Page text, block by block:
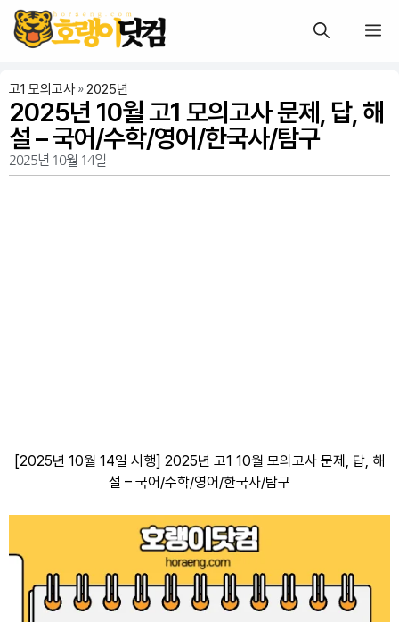
고1 모의고사»2025년
2025년 10월 고1 모의고사 문제, 답, 해
설 – 국어/수학/영어/한국사/탐구
2025년 10월 14일
[2025년 10월 14일 시행] 2025년 고1 10월 모의고사 문제, 답, 해
설 – 국어/수학/영어/한국사/탐구